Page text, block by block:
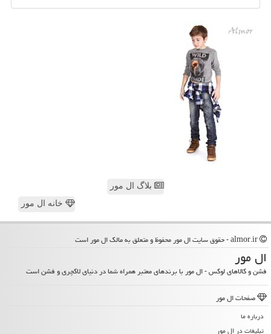
بلاگ ال مور
خانه ال مور
ال مور
فشن و کالاهای لوکس - ال مور با برندهای معتبر همراه شما در دنیای لاکچری و فشن است
صفحات ال مور
درباره ما
تبلیغات در ال مور